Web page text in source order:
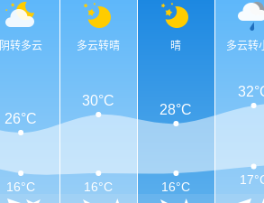
阴转多云 多云转晴 晴 多云转
26°C
30°C
28°C
16°C
16°C 16°C